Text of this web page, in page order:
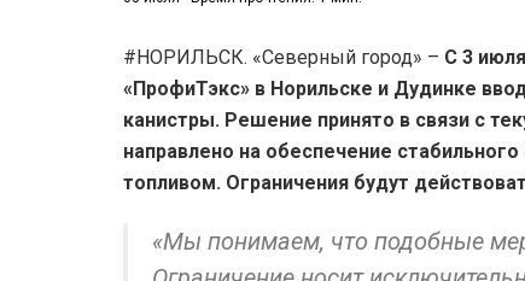
#НОРИЛЬСК. «Северный город» – С 3
«ПрофиТэкс» в Норильске и Дудинке
канистры. Решение принято в связи с
направлено на обеспечение
топливом. Ограничения будут
«Мы понимаем, что подобные